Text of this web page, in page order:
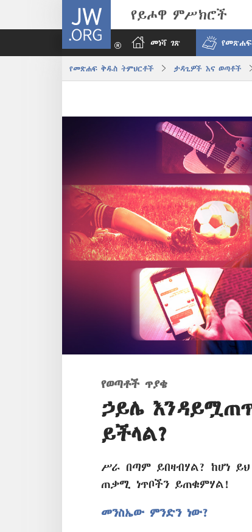
JW.ORG የይሖዋ ምሥክሮች
መነሻ ገጽ
የመጽሐፍ ቅዱስ ትምህርቶች ታዳጊዎች እና ወጣቶች
የወጣቶች ጥያቄ
ኃይሌ
ይችላል?
ሥራ በጣም ይበዛብሃል? ከሆነ
ጠቃሚ ነጥቦችን ይጠቁምሃል!
መንስኤው ምንድን ነው?